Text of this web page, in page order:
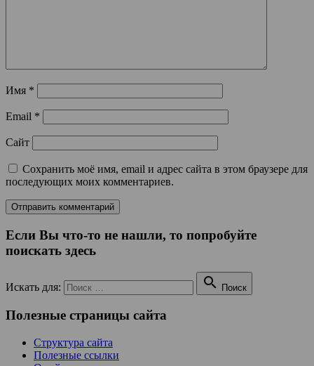
Имя *
Email *
Сайт
Сохранить моё имя, email и адрес сайта в этом браузере для
последующих моих комментариев.
Если Вы что-то не нашли, то попробуйте
поискать здесь
Искать для:  Поиск
Полезные страницы сайта
Структура сайта
Полезные ссылки